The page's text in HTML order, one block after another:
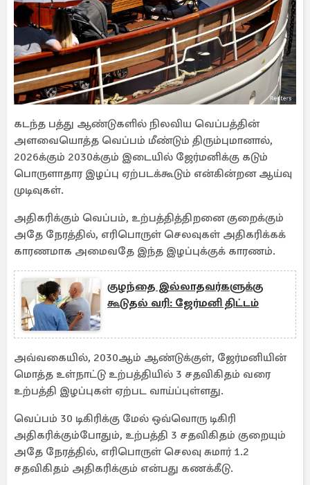
கடந்த பத்து ஆண்டுகளில் நிலவிய வெப்பத்தின்
அளவையொத்த வெப்பம் மீண்டும் திரும்புமானால்,
2026க்கும் 2030க்கும் இடையில் ஜேர்மனிக்கு கடும்
பொருளாதார இழப்பு ஏற்படக்கூடும் என்கின்றன ஆய்வு
முடிவுகள்.
அதிகரிக்கும் வெப்பம், உற்பத்தித்திறனை குறைக்கும்
அதே நேரத்தில், எரிபொருள் செலவுகள் அதிகரிக்கக்
காரணமாக அமைவதே இந்த இழப்புக்குக் காரணம்.
குழந்தை இல்லாதவர்களுக்கு
கூடுதல் வரி: ஜேர்மனி திட்டம்
அவ்வகையில், 2030ஆம் ஆண்டுக்குள், ஜேர்மனியின்
மொத்த உள்நாட்டு உற்பத்தியில் 3 சதவிகிதம் வரை
உற்பத்தி இழப்புகள் ஏற்பட வாய்ப்புள்ளது.
வெப்பம் 30 டிகிரிக்கு மேல் ஒவ்வொரு டிகிரி
அதிகரிக்கும்போதும், உற்பத்தி 3 சதவிகிதம் குறையும்
அதே நேரத்தில், எரிபொருள் செலவு சுமார் 1.2
சதவிகிதம் அதிகரிக்கும் என்பது கணக்கீடு.